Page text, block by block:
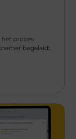
proces
begeleidt